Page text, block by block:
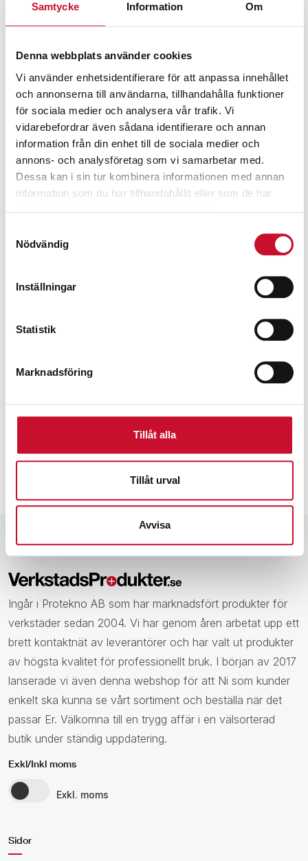
Samtycke Information Om
Denna webbplats använder cookies
Vi använder enhetsidentifierare för att anpassa innehållet
och annonserna till användarna, tillhandahålla funktioner
för sociala medier och analysera vår trafik. Vi
vidarebefordrar även sådana identifierare och annan
information från din enhet till de sociala medier och
annons- och analysföretag som vi samarbetar med.
Dessa kan i sin tur kombinera informationen med annan
information som du har tillhandahållit eller som de har
Nödvändig
Inställningar
Statistik
Marknadsföring
Tillåt alla
Tillåt urval
Avvisa
18,960.00 Exkl. moms
specialerbjudanden, rabatter och nyheter.
Ingår i Protekno AB som har marknadsfört produkter för
verkstäder sedan 2004. Vi har genom åren arbetat upp ett
brett kontaktnät av leverantörer och har valt ut produkter
av högsta kvalitet för professionellt bruk. I början av 2017
lanserade vi även denna webshop för att Ni som kunder
enkelt ska kunna se vårt sortiment och beställa när det
passar Er. Välkomna till en trygg affär i en välsorterad
butik under ständig uppdatering.
Exkl/Inkl moms
Exkl. moms
Sidor